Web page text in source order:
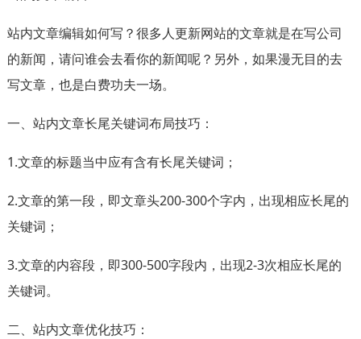
站内文章编辑如何写？很多人更新网站的文章就是在写公司
的新闻，请问谁会去看你的新闻呢？另外，如果漫无目的去
写文章，也是白费功夫一场。
一、站内文章长尾关键词布局技巧：
1.文章的标题当中应有含有长尾关键词；
2.文章的第一段，即文章头200-300个字内，出现相应长尾的
关键词；
3.文章的内容段，即300-500字段内，出现2-3次相应长尾的
关键词。
二、站内文章优化技巧：